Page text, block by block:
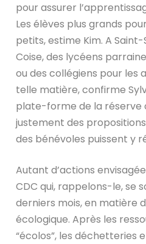
pour assurer
Les élèves plus grands
petits, estime Kim. A
Coise, des lycéens
ou des collégiens pour les
telle matière, confirme
plate-forme de la réserve
justement des
des bénévoles puissent y
Autant d’actions
CDC qui, rappelons-le, se
derniers mois, en matière
écologique. Après les
“écolos”, les déchetteries